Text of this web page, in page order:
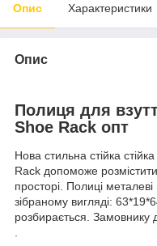
Опис Характеристики
Опис
Полиця для
Shoe Rack опт
Нова стильна стійка
Rack допоможе
просторі. Полиці
зібраному вигляді:
розбирається. Замовнику
.